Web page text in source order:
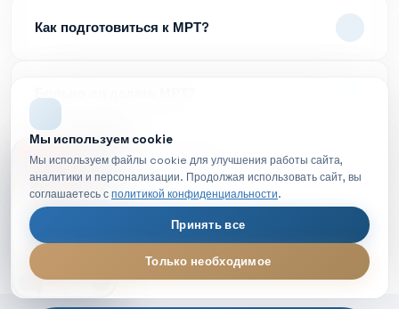
Как подготовиться к МРТ?
Как долго ждать результаты?
Есть ли противопоказания?
Мы используем cookie
Мы используем файлы cookie для улучшения работы сайта,
аналитики и персонализации. Продолжая использовать сайт, вы
соглашаетесь сполитикой конфиденциальности.
Принять все
Только необходимое